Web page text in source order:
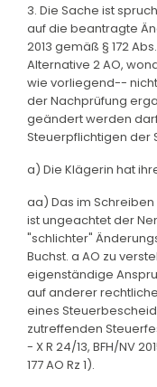
3. Die Sache ist
auf die beantragte
2013 gemäß § 172
Alternative 2 AO,
wie vorliegend--
der Nachprüfung
geändert werden
Steuerpflichtigen der
a) Die Klägerin hat
aa) Das im Schreiben
ist ungeachtet der
"schlichter"
Buchst. a AO zu
eigenständige
auf anderer
eines
zutreffenden
- X R 24/13, BFH/NV
177 AO Rz 1).